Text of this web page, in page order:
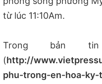
từ lúc 11:10Am.
Trong bản
(http://
phu-trong-en-hoa-ky-